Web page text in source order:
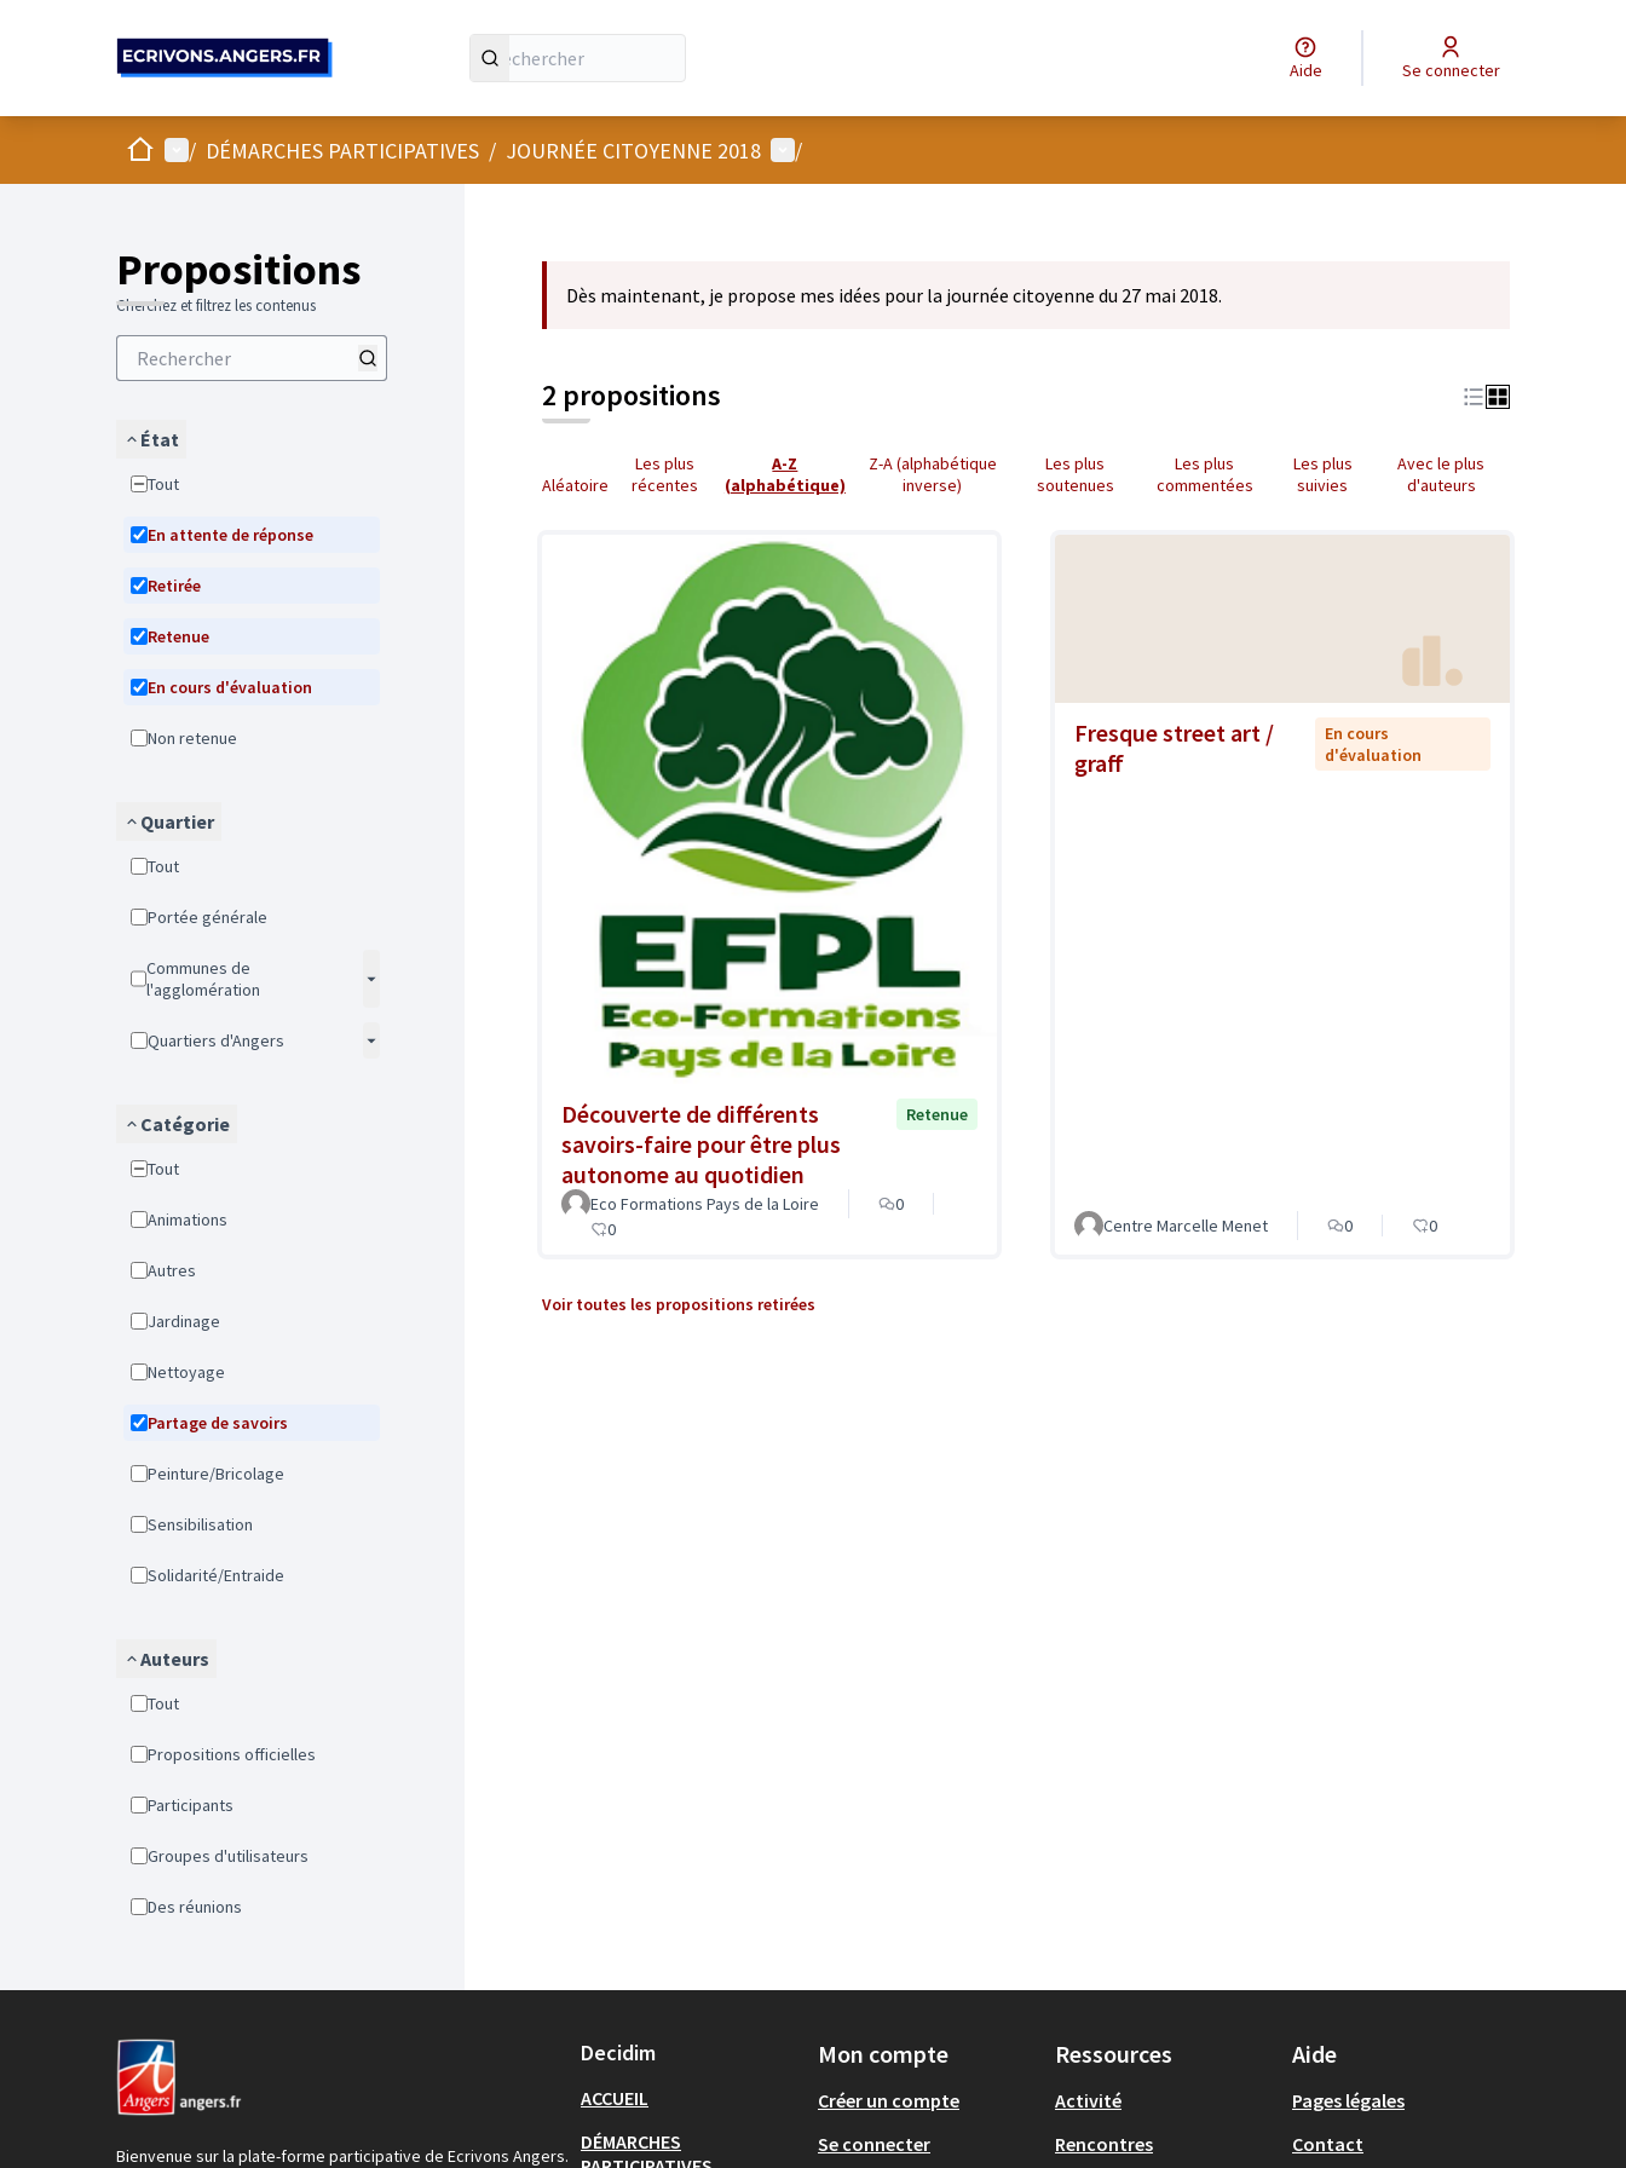
Aide Se connecter
AccueilMenu principal
/ DÉMARCHES PARTICIPATIVES / JOURNÉE CITOYENNE 2018 Menu utilisateur
/
Propositions
Cherchez et filtrez les contenus
État
Tout
En attente de réponse
Retirée
Retenue
En cours d'évaluation
Non retenue
Quartier
Tout
Portée générale
Communes de
l'agglomération
Quartiers d'Angers
Catégorie
Tout
Animations
Autres
Jardinage
Nettoyage
Partage de savoirs
Peinture/Bricolage
Sensibilisation
Solidarité/Entraide
Auteurs
Tout
Propositions officielles
Participants
Groupes d'utilisateurs
Des réunions
Dès maintenant, je propose mes idées pour la journée citoyenne du 27 mai 2018.
2 propositions
Aléatoire
Les plus
récentes
A-Z
(alphabétique)
Z-A (alphabétique
inverse)
Les plus
soutenues
Les plus
commentées
Les plus
suivies
Avec le plus
d'auteurs
Découverte de différents
savoirs-faire pour être plus
autonome au quotidien
Retenue
Eco Formations Pays de la Loire
0
0
Fresque street art /
graff
En cours
d'évaluation
Centre Marcelle Menet 0 0
Voir toutes les propositions retirées
Bienvenue sur la plate-forme participative de Ecrivons Angers.
Decidim
ACCUEIL
DÉMARCHES
Mon compte
Créer un compte
Se connecter
Ressources
Activité
Rencontres
Aide
Pages légales
Contact